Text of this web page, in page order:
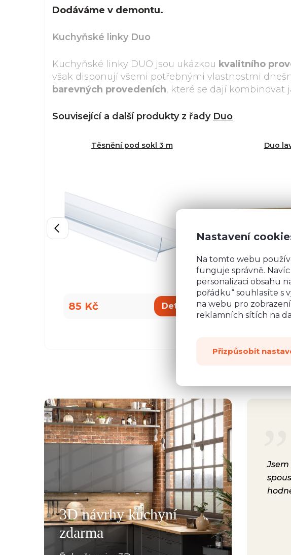
Dodáváme v demontu.
Kuchyňské linky Duo
Kuchyňské linky DUO jsou ukázkou kvalitního
však disponují všemi potřebnými vlastnostmi
barevných provedeních, které se dají kombinovat
Související a další produkty z řady Duo
Těsnění pod sokl 3 m
85 Kč Detail
Duo
819 Kč
3D návrhy kuchyní
zdarma
deseti. Kuchyň je krásná a kvalitní. Ochotný personál,
mi pomohla se vším a komunikovala ihned, bez prodlení.
které jsme postupně upravovaly, stejně tak mi poslala i
pracovních desek a korpusů skříní. Montéři u nás strávili
s každou překážkou, která na ně ať už ze strany
křivých zdí apod., vykoukla. Nakonec při předání
Nastavení
Na tomto webu
funguje správně.
personalizaci obsahu
pořádku“ souhlasíte s
na webu pro
reklamních sítích na
Přizpůsobit